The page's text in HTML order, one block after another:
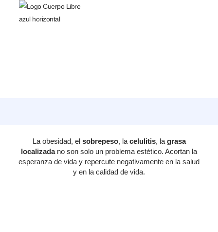
La obesidad, el sobrepeso, la celulitis, la grasa
localizadano son solo un problema estético. Acortan la
esperanza de vida y repercute negativamente en la salud
y en la calidad de vida.